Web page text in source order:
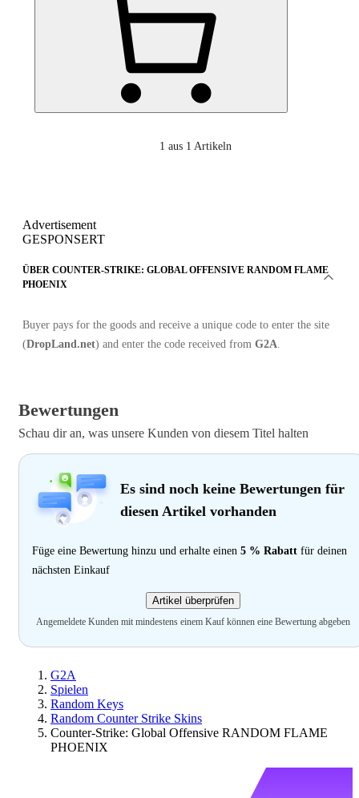
1 aus 1 Artikeln
Advertisement
GESPONSERT
ÜBER COUNTER-STRIKE: GLOBAL OFFENSIVE RANDOM FLAME
PHOENIX
Buyer pays for the goods and receive a unique code to enter the site
(DropLand.net) and enter the code received from G2A
Bewertungen
Schau dir an, was unsere Kunden von diesem Titel halten
Es sind noch keine Bewertungen für
diesen Artikel vorhanden
Füge eine Bewertung hinzu und erhalte einen 5 % Rabatt für deinen
nächsten Einkauf
Artikel überprüfen
Angemeldete Kunden mit mindestens einem Kauf können eine Bewertung abgeben
G2A
Spielen
Random Keys
Random Counter Strike Skins
Counter-Strike: Global Offensive RANDOM FLAME
PHOENIX